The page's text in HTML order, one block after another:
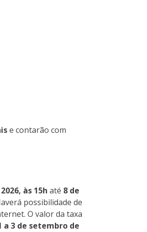
e contarão com
às 15h até 8 de
possibilidade de
O valor da taxa
a 3 de setembro de